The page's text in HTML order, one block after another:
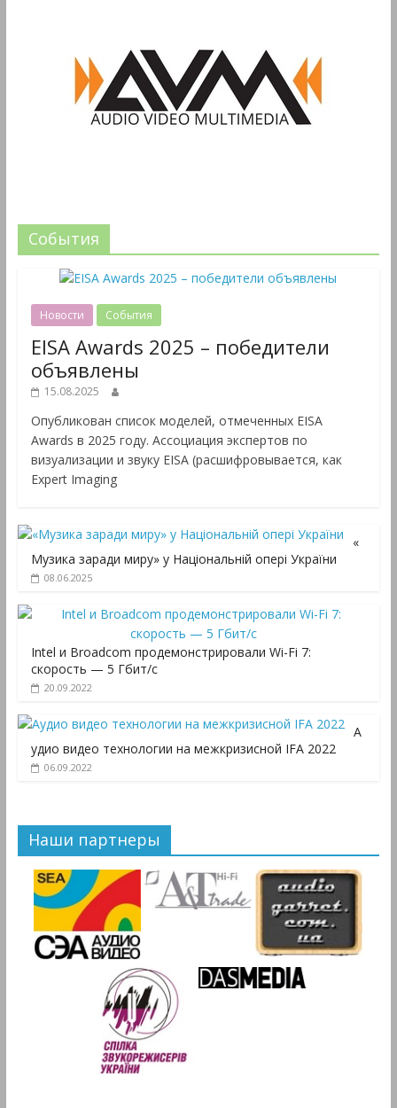
События
Новости События
EISA Awards 2025 – победители
объявлены
15.08.2025
Опубликован список моделей, отмеченных EISA
Awards в 2025 году. Ассоциация экспертов по
визуализации и звуку EISA (расшифровывается, как
Expert Imaging
«
Музика заради миру» у Національній опері України
08.06.2025
Intel и Broadcom продемонстрировали Wi-Fi 7:
скорость — 5 Гбит/с
20.09.2022
А
удио видео технологии на межкризисной IFA 2022
06.09.2022
Наши партнеры